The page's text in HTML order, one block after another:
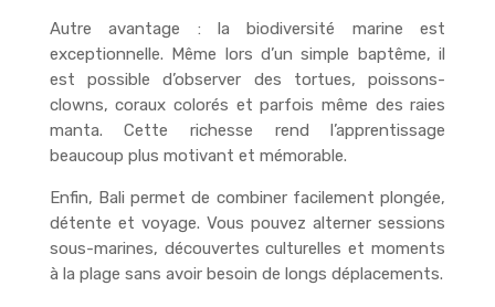
Autre avantage : la biodiversité marine est
exceptionnelle. Même lors d’un simple baptême, il
est possible d’observer des tortues, poissons-
clowns, coraux colorés et parfois même des raies
manta. Cette richesse rend l’apprentissage
beaucoup plus motivant et mémorable.
Enfin, Bali permet de combiner facilement plongée,
détente et voyage. Vous pouvez alterner sessions
sous-marines, découvertes culturelles et moments
à la plage sans avoir besoin de longs déplacements.